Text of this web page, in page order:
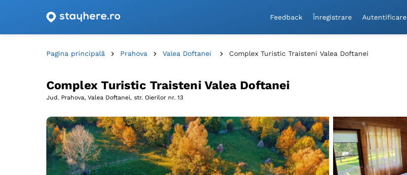
Feedback
Înregistrare Autentificare
Pagina principală Prahova Valea Doftanei Complex Turistic Traisteni Valea Doftanei
Complex Turistic Traisteni Valea Doftanei
Jud. Prahova, Valea Doftanei, str. Oierilor nr. 13